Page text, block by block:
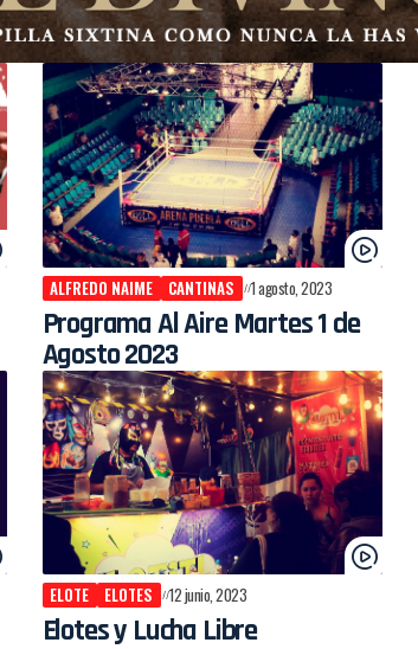
ALFREDO NAIME CANTINAS 1 agosto, 2023
Programa Al Aire Martes 1 de
Agosto 2023
ELOTE ELOTES 12 junio, 2023
Elotes y Lucha Libre